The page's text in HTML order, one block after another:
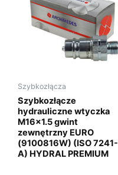
Szybkozłącza
Szybkozłącze
hydrauliczne wtyczka
M16x1.5 gwint
zewnętrzny EURO
(9100816W) (ISO 7241-
A) HYDRAL PREMIUM